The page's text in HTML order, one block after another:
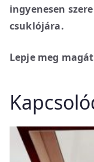
ingyenesen
csuklójára.
Lepje meg